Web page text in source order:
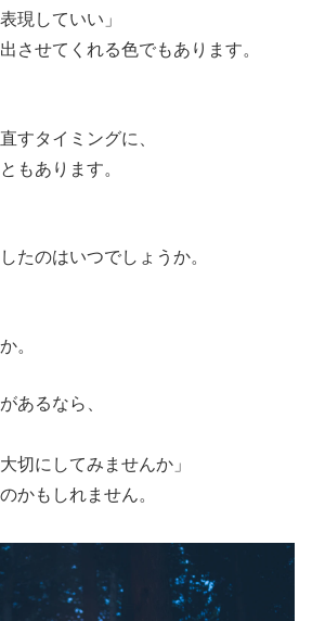
現していい」
させてくれる色でもあります。
すタイミングに、
もあります。
たのはいつでしょうか。
。
あるなら、
切にしてみませんか」
かもしれません。